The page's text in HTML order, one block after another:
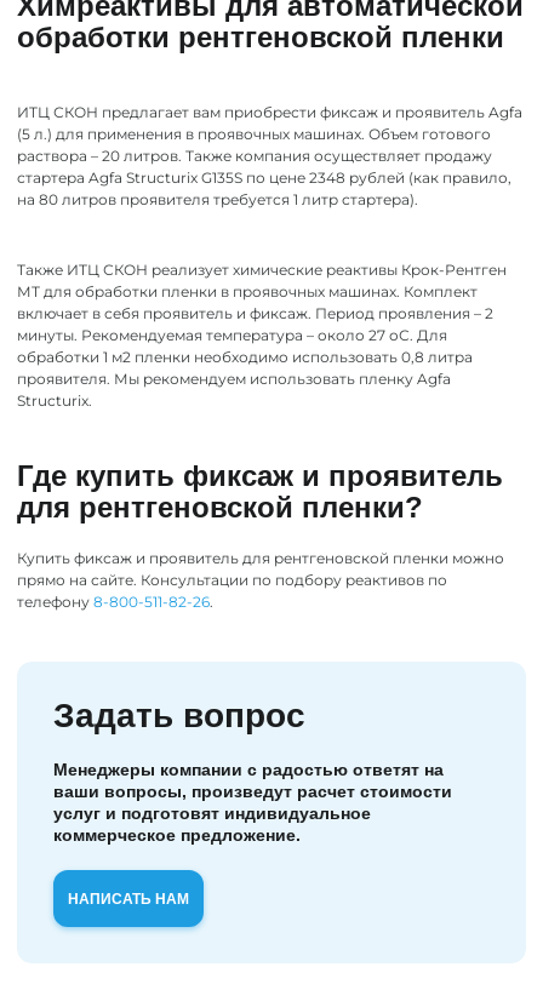
обработки рентгеновской пленки
ИТЦ СКОН предлагает вам приобрести фиксаж и проявитель Agfa
(5 л.) для применения в проявочных машинах. Объем готового
раствора – 20 литров. Также компания осуществляет продажу
стартера Agfa Structurix G135S по цене 2348 рублей (как правило,
на 80 литров проявителя требуется 1 литр стартера).
Также ИТЦ СКОН реализует химические реактивы Крок-Рентген
МТ для обработки пленки в проявочных машинах. Комплект
включает в себя проявитель и фиксаж. Период проявления – 2
минуты. Рекомендуемая температура – около 27 оС. Для
обработки 1 м2 пленки необходимо использовать 0,8 литра
проявителя. Мы рекомендуем использовать пленку Agfa
Structurix.
Где купить фиксаж и проявитель
для рентгеновской пленки?
Купить фиксаж и проявитель для рентгеновской пленки можно
прямо на сайте. Консультации по подбору реактивов по
телефону 8-800-511-82-26.
Задать вопрос
Менеджеры компании с радостью ответят на
ваши вопросы, произведут расчет стоимости
услуг и подготовят индивидуальное
коммерческое предложение.
НАПИСАТЬ НАМ